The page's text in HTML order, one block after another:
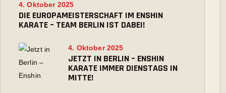
DIE EUROPAMEISTERSCHAFT IM ENSHIN
KARATE – TEAM BERLIN IST DABEI!
4. Oktober 2025
JETZT IN BERLIN – ENSHIN
KARATE IMMER DIENSTAGS IN
MITTE!
4. Oktober 2025